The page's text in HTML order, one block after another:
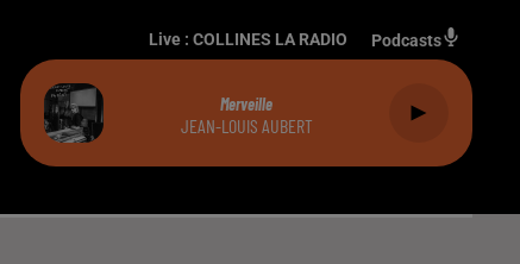
Live : COLLINES LA RADIO Podcasts
Merveille
JEAN-LOUIS AUBERT